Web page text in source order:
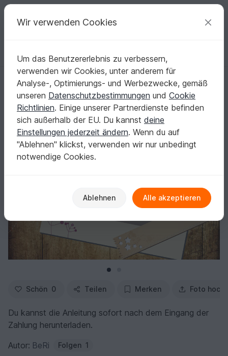
Deine kreativen Ideen
Deutsch | € (EUR) einloggen Kostenlos registrieren
Startseite Plotten Plottdateien
Plotterdatei "SPRUCH"
Plotterdatei "SPRUCH"
Schön 0 Teilen Merken Foto
Du kannst die Anleitung sofort nach dem Eingang der
Zahlung herunterladen.
Autor: BeRi Folgen 1
Wir verwenden Cookies
Um das Benutzererlebnis zu verbessern,
verwenden wir Cookies, unter anderem für
Analyse-, Optimierungs- und Werbezwecke, gemäß
unseren Datenschutzbestimmungen und Cookie
Richtlinien. Einige unserer Partnerdienste befinden
sich außerhalb der EU. Du kannst deine
Einstellungen jederzeit ändern. Wenn du auf
"Ablehnen" klickst, verwenden wir nur unbedingt
notwendige Cookies.
Ablehnen Alle akzeptieren